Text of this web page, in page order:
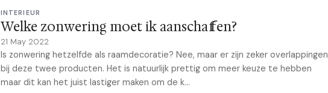
INTERIEUR
Welke zonwering moet ik aanschaffen?
21 May 2022
Is zonwering hetzelfde als raamdecoratie? Nee, maar er zijn zeker overlappingen
bij deze twee producten. Het is natuurlijk prettig om meer keuze te hebben
maar dit kan het juist lastiger maken om de k...